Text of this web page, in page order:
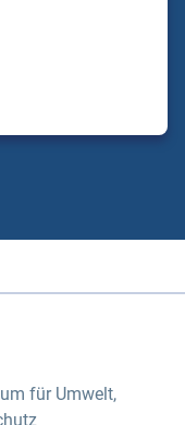
für Umwelt,